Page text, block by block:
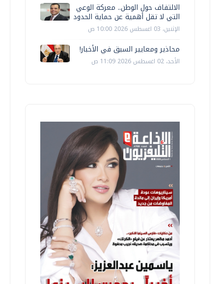
الالتفاف حول الوطن.. معركة الوعي
التي لا تقل أهمية عن حماية الحدود
الإثنين، 03 اغسطس 2026 10:00 ص
محاذير ومعايير السبق في الأخبار!
الأحد، 02 اغسطس 2026 11:09 ص